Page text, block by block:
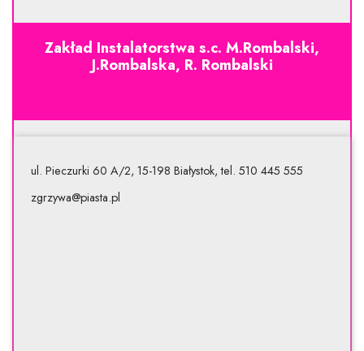
Zakład Instalatorstwa s.c. M.Rombalski,
J.Rombalska, R. Rombalski
ul. Pieczurki 60 A/2, 15-198 Białystok, tel. 510 445 555
zgrzywa@piasta.pl